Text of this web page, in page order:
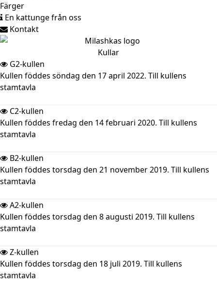
Färger
En kattunge från oss
Kontakt
Kullar
G2-kullen
Kullen föddes söndag den 17 april 2022. Till kullens
stamtavla
C2-kullen
Kullen föddes fredag den 14 februari 2020. Till kullens
stamtavla
B2-kullen
Kullen föddes torsdag den 21 november 2019. Till kullens
stamtavla
A2-kullen
Kullen föddes torsdag den 8 augusti 2019. Till kullens
stamtavla
Z-kullen
Kullen föddes torsdag den 18 juli 2019. Till kullens
stamtavla